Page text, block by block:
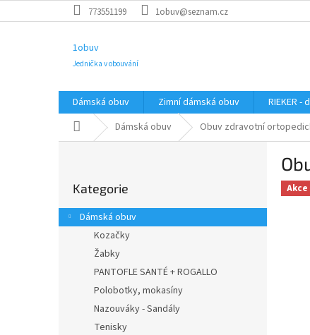
na
773551199 1obuv@seznam.cz
1obuv
Jednička v obouvání
Dámská obuv Zimní dámská obuv RIEKER -
Domů Dámská obuv Obuv zdravotní
r
a
kategorie
Kategorie
Dámská obuv
Kozačky
Žabky
PANTOFLE SANTÉ + ROGALLO
Polobotky, mokasíny
Nazouváky - Sandály
Tenisky
Akce